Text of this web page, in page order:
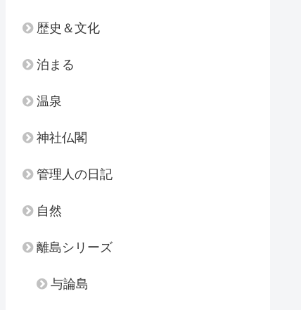
歴史＆文化
泊まる
温泉
神社仏閣
管理人の日記
自然
離島シリーズ
与論島